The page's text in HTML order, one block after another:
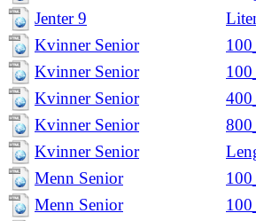
Jenter 9
Kvinner Senior
Kvinner Senior
Kvinner Senior
Kvinner Senior
Kvinner Senior
Menn Senior
Menn Senior